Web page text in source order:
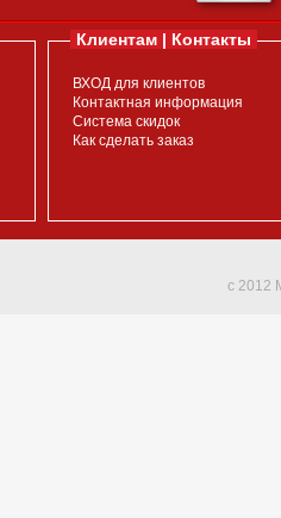
Клиентам | Контакты
ВХОД для клиентов
Контактная информация
Система скидок
Как сделать заказ
c 2012